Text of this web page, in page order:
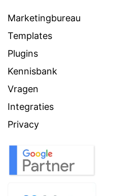
Marketingbureau
Templates
Plugins
Kennisbank
Vragen
Integraties
Privacy